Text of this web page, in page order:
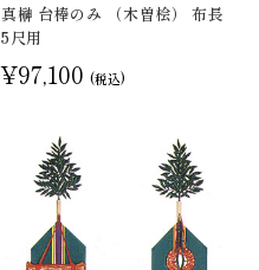
真榊 台棒のみ （木曽桧） 布長
5尺用
¥97,100 (税込)